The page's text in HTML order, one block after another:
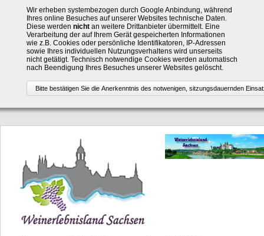
Wir erheben systembezogen durch Google Anbindung, während
Ihres online Besuches auf unserer Websites technische Daten.
Diese werden nichtan weitere Drittanbieter übermittelt. Eine
Verarbeitung der auf Ihrem Gerät gespeicherten Informationen
wie z.B. Cookies oder persönliche Identifikatoren, IP-Adressen
sowie Ihres individuellen Nutzungsverhaltens wird unserseits
nicht getätigt. Technisch notwendige Cookies werden automatisch
nach Beendigung Ihres Besuches unserer Websites gelöscht.